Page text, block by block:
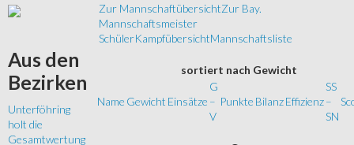
Zur MannschaftübersichtZur Bay.
Mannschaftsmeister
SchülerKampfübersichtMannschaftsliste
sortiert nach Gewicht
Name Gewicht Einsätze
G
–
V
Punkte BilanzEffizienz
SS
–
SN
Aus den
Bezirken
Unterföhring
holt die
Gesamtwertung